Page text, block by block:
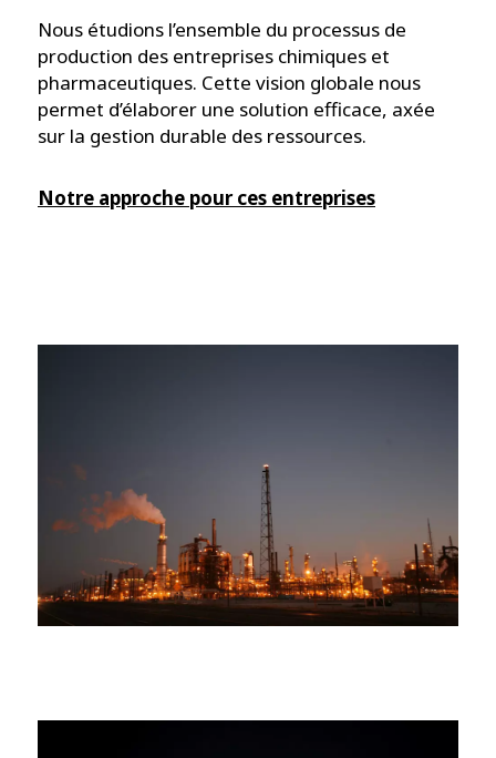
Nous étudions l’ensemble du processus de
production des entreprises chimiques et
pharmaceutiques. Cette vision globale nous
permet d’élaborer une solution efficace, axée
sur la gestion durable des ressources.
Notre approche pour ces entreprises